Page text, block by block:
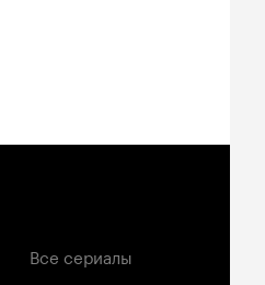
Все сериалы